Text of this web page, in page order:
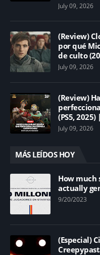
July 09, 2026
(Review)
por qué
de culto
July 09, 2026
(Review)
(PS5,
July 09, 2026
MÁS LEÍDOS HOY
How much
actually
9/20/2023
(Especial)